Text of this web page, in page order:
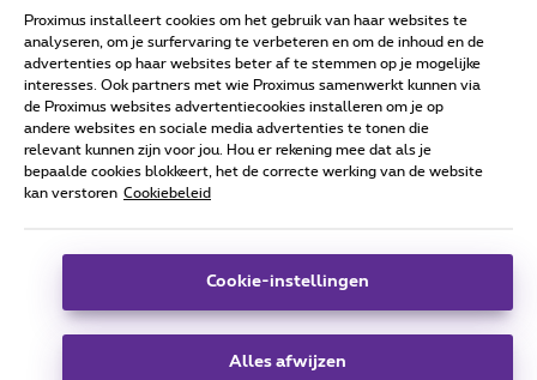
Forumvoorwaarden Accessibility statement
Alle rechten voorbehouden. © Proximus
Algemene voorwaarden, consumenteninfo
Deze website is gecreëerd en wordt beheerd conform het
Koning Albert II-laan 27 - B-1030 Brussel.
Proximus installeert cookies om het gebruik van haar websites te
analyseren, om je surfervaring te verbeteren en om de inhoud en de
advertenties op haar websites beter af te stemmen op je mogelijke
interesses. Ook partners met wie Proximus samenwerkt kunnen via
de Proximus websites advertentiecookies installeren om je op
andere websites en sociale media advertenties te tonen die
relevant kunnen zijn voor jou. Hou er rekening mee dat als je
bepaalde cookies blokkeert, het de correcte werking van de website
kan verstoren Cookiebeleid
Cookie-instellingen
Alles afwijzen